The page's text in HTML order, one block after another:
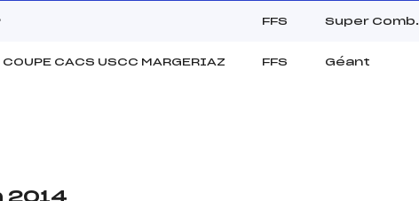
FFS Super Comb.
CACS USCC MARGERIAZ FFS Géant
2014